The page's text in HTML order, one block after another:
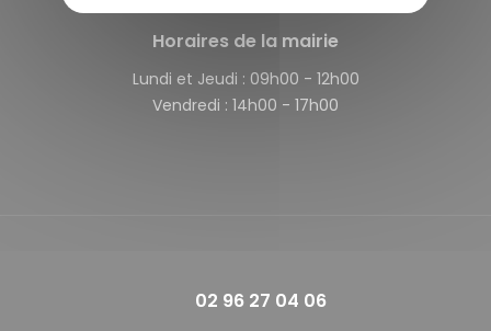
Horaires de la mairie
Lundi et Jeudi : 09h00 - 12h00
Vendredi : 14h00 - 17h00
02 96 27 04 06